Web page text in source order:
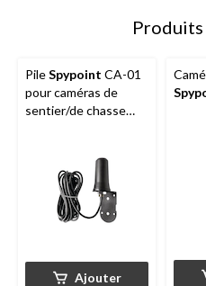
PileSpypoint CA-01
pour caméras de
sentier/de chasse
Ajouter